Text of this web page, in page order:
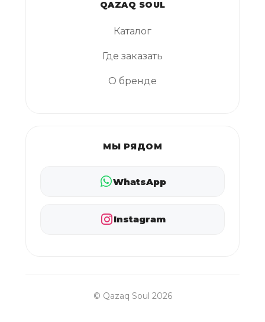
QAZAQ SOUL
Каталог
Где заказать
О бренде
МЫ РЯДОМ
WhatsApp
Instagram
© Qazaq Soul 2026